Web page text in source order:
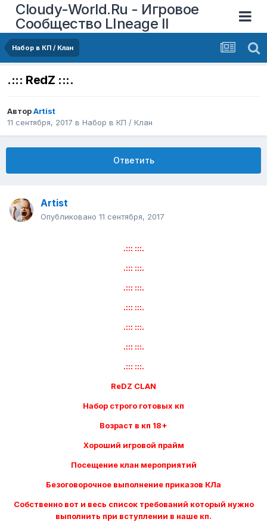
Cloudy-World.Ru - Игровое
Сообщество LIneage II
Набор в КП / Клан
.::: RedZ :::.
АвторArtist
11 сентября, 2017 в Набор в КП / Клан
Ответить
Artist
Опубликовано 11 сентября, 2017
.::: :::.
.::: :::.
.::: :::.
.::: :::.
.::: :::.
.::: :::.
.::: :::.
ReDZ CLAN
Набор строго готовых кп
Возраст в кп 18+
Хороший игровой прайм
Посещение клан мероприятий
Безоговорочное выполнение приказов КЛа
Собственно вот и весь список требований который нужно
выполнить при вступлении в наше кп.